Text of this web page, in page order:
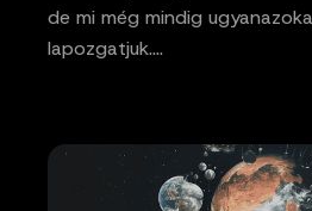
de mi még mindig
lapozgatjuk.…